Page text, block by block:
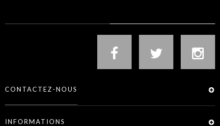
CONTACTEZ-NOUS
INFORMATIONS